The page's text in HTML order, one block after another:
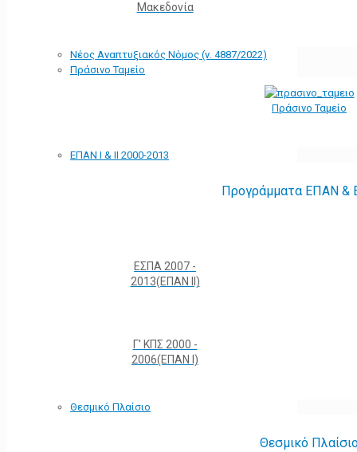
Μακεδονία
Νέος Αναπτυξιακός Νόμος (ν. 4887/2022)
Πράσινο Ταμείο
Πράσινο Ταμείο
ΕΠΑΝ Ι & ΙΙ 2000-2013
Προγράμματα ΕΠΑΝ &
ΕΣΠΑ 2007 -
2013(ΕΠΑΝ ΙΙ)
Γ' ΚΠΣ 2000 -
2006(ΕΠΑΝ Ι)
Θεσμικό Πλαίσιο
Θεσμικό